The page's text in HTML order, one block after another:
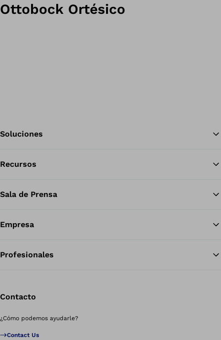
Ottobock Ortésico
Soluciones
Recursos
Sala de Prensa
Empresa
Profesionales
Contacto
¿Cómo podemos ayudarle?
Contact Us